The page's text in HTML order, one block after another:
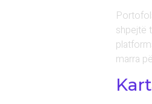
shpejtë
marra